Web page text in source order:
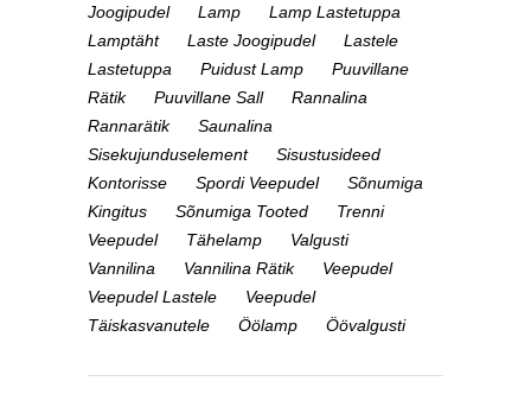
Joogipudel
Lamp
Lamp Lastetuppa
Lamptäht
Laste Joogipudel
Lastele
Lastetuppa
Puidust Lamp
Puuvillane
Rätik
Puuvillane Sall
Rannalina
Rannarätik
Saunalina
Sisekujunduselement
Sisustusideed
Kontorisse
Spordi Veepudel
Sõnumiga
Kingitus
Sõnumiga Tooted
Trenni
Veepudel
Tähelamp
Valgusti
Vannilina
Vannilina Rätik
Veepudel
Veepudel Lastele
Veepudel
Täiskasvanutele
Öölamp Öövalgusti